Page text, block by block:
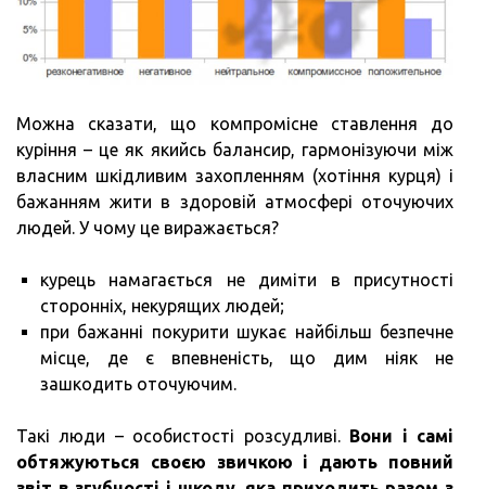
Можна сказати, що компромісне ставлення до
куріння – це як якийсь балансир, гармонізуючи між
власним шкідливим захопленням (хотіння курця) і
бажанням жити в здоровій атмосфері оточуючих
людей. У чому це виражається?
курець намагається не диміти в присутності
сторонніх, некурящих людей;
при бажанні покурити шукає найбільш безпечне
місце, де є впевненість, що дим ніяк не
зашкодить оточуючим.
Такі люди – особистості розсудливі. Вони і самі
обтяжуються своєю звичкою і дають повний